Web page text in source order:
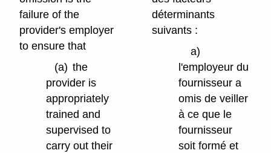
failure of the
provider's employer
to ensure that
(a) the
provider is
appropriately
trained and
supervised to
carry out their
déterminants
suivants :
a)
l'employeur du
fournisseur a
omis de veiller
à ce que le
fournisseur
soit formé et